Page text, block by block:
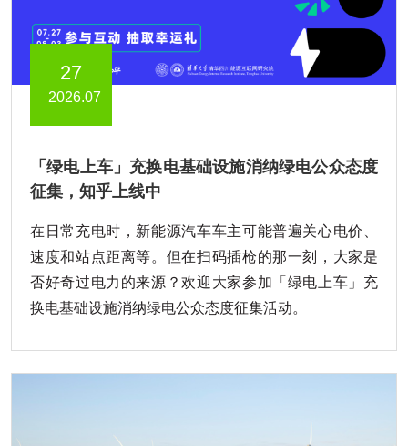
27
2026.07
「绿电上车」充换电基础设施消纳绿电公众态度
征集，知乎上线中
在日常充电时，新能源汽车车主可能普遍关心电价、
速度和站点距离等。但在扫码插枪的那一刻，大家是
否好奇过电力的来源？欢迎大家参加「绿电上车」充
换电基础设施消纳绿电公众态度征集活动。